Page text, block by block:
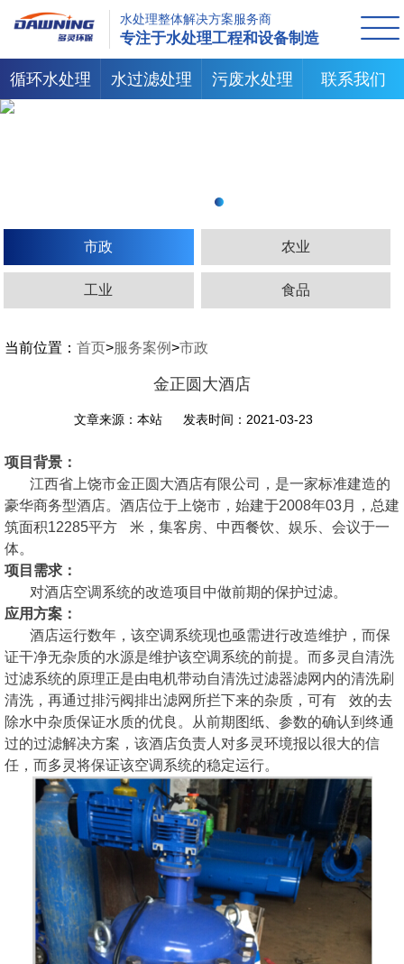
水处理整体解决方案服务商
专注于水处理工程和设备制造
循环水处理 水过滤处理 污废水处理 联系我们
市政 农业
工业 食品
当前位置： 首页>服务案例>市政
金正圆大酒店
文章来源：本站 发表时间：2021-03-23
项目背景：
江西省上饶市金正圆大酒店有限公司，是一家标准建造的
豪华商务型酒店。酒店位于上饶市，始建于2008年03月，总建
筑面积12285平方 米，集客房、中西餐饮、娱乐、会议于一
体。
项目需求：
对酒店空调系统的改造项目中做前期的保护过滤。
应用方案：
酒店运行数年，该空调系统现也亟需进行改造维护，而保
证干净无杂质的水源是维护该空调系统的前提。而多灵自清洗
过滤系统的原理正是由电机带动自清洗过滤器滤网内的清洗刷
清洗，再通过排污阀排出滤网所拦下来的杂质，可有 效的去
除水中杂质保证水质的优良。从前期图纸、参数的确认到终通
过的过滤解决方案，该酒店负责人对多灵环境报以很大的信
任，而多灵将保证该空调系统的稳定运行。